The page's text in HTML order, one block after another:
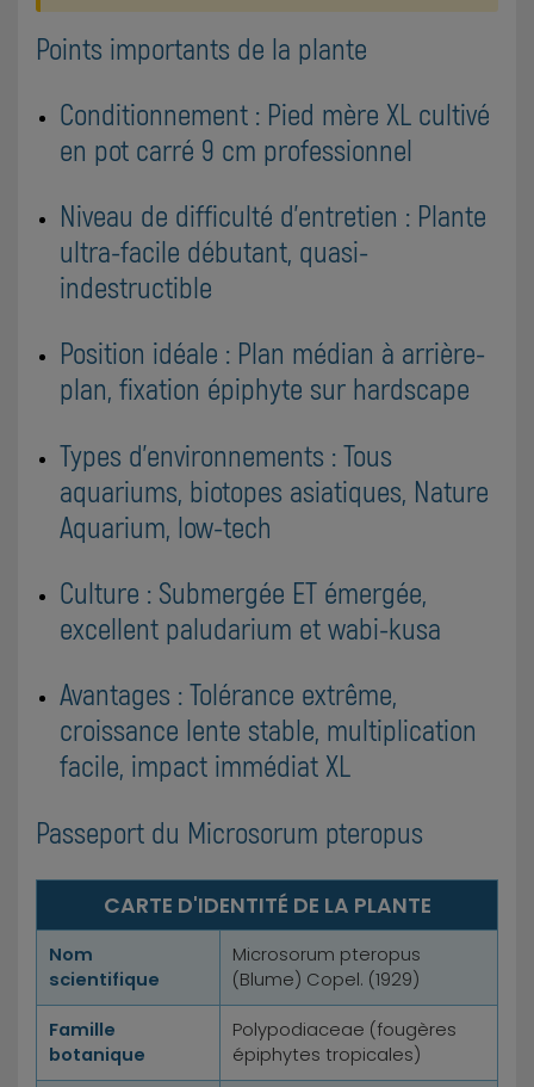
Points importants de la plante
Conditionnement : Pied mère XL cultivé
en pot carré 9 cm professionnel
Niveau de difficulté d'entretien : Plante
ultra-facile débutant, quasi-
indestructible
Position idéale : Plan médian à arrière-
plan, fixation épiphyte sur hardscape
Types d'environnements : Tous
aquariums, biotopes asiatiques, Nature
Aquarium, low-tech
Culture : Submergée ET émergée,
excellent paludarium et wabi-kusa
Avantages : Tolérance extrême,
croissance lente stable, multiplication
facile, impact immédiat XL
Passeport du Microsorum pteropus
CARTE D'IDENTITÉ DE LA PLANTE
Nom
scientifique
Microsorum pteropus
(Blume) Copel. (1929)
Famille
botanique
Polypodiaceae (fougères
épiphytes tropicales)